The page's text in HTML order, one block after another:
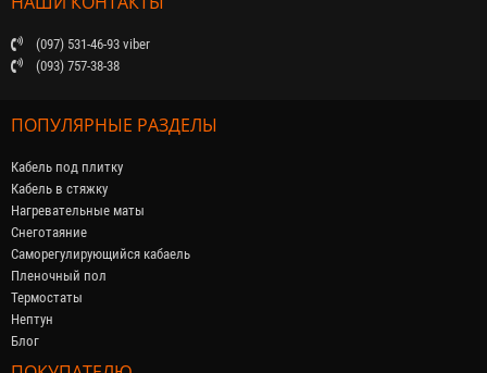
(097) 531-46-93 viber
(093) 757-38-38
ПОПУЛЯРНЫЕ РАЗДЕЛЫ
Кабель под плитку
Кабель в стяжку
Нагревательные маты
Снеготаяние
Саморегулирующийся кабaель
Пленочный пол
Термостаты
Нептун
Блог